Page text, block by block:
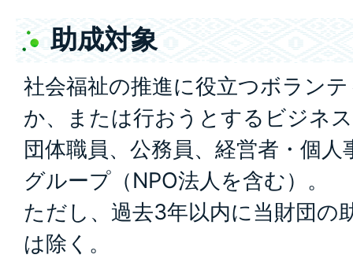
助成対象
社会福祉の推進に役立つボラン
か、または行おうとするビジネ
団体職員、公務員、経営者・個
グループ（NPO法人を含む）。
ただし、過去3年以内に当財団の
は除く。